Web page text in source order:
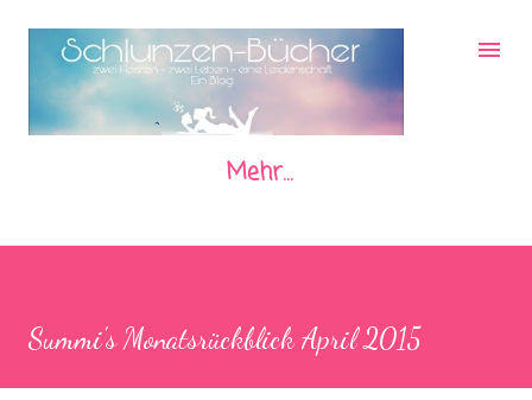
Direkt zum Hauptbereich
Mehr…
Summi's Monatsrückblick April 2015